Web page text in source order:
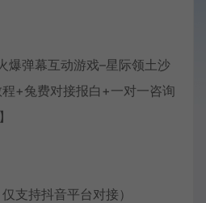
支持抖音平台对接）